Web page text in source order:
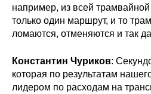
например, из всей
только один маршрут, и то
ломаются, отменяются и так
Константин Чуриков:
которая по результатам
лидером по расходам на